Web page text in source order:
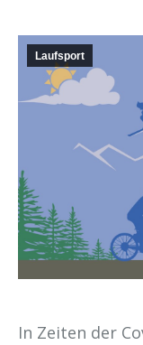
Laufsport
In Zeiten der